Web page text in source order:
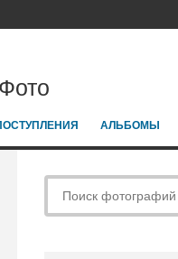
Фото
АЛЬБОМЫ